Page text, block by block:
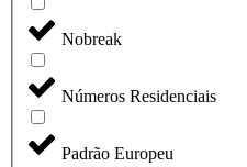
Nobreak
Números Residenciais
Padrão Europeu